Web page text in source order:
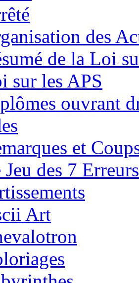
des
de la Loi
sur les APS
ouvrant
et
Jeu des 7 Erreurs
Art